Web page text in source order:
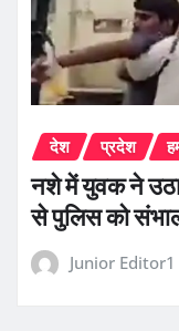
देश प्रदेश
नशे में युवक ने
से पुलिस को
Junior Editor1